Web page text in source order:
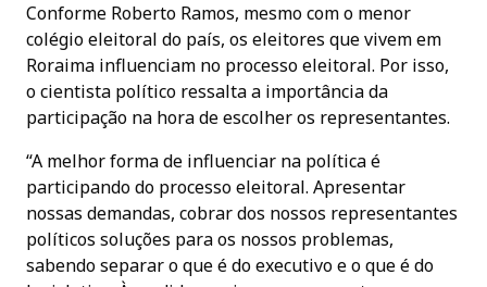
Conforme Roberto Ramos, mesmo com o menor
colégio eleitoral do país, os eleitores que vivem em
Roraima influenciam no processo eleitoral. Por isso,
o cientista político ressalta a importância da
participação na hora de escolher os representantes.
“A melhor forma de influenciar na política é
participando do processo eleitoral. Apresentar
nossas demandas, cobrar dos nossos representantes
políticos soluções para os nossos problemas,
sabendo separar o que é do executivo e o que é do